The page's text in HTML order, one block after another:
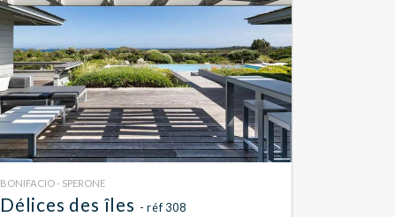
BONIFACIO - SPERONE
Délices des îles - réf 308